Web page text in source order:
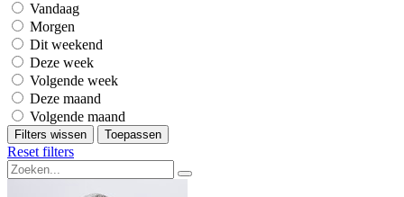
Vandaag
Morgen
Dit weekend
Deze week
Volgende week
Deze maand
Volgende maand
Filters wissen Toepassen
Reset filters